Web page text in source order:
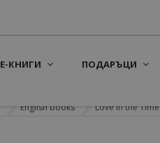
Е-КНИГИ ПОДАРЪЦИ
English books Love in the